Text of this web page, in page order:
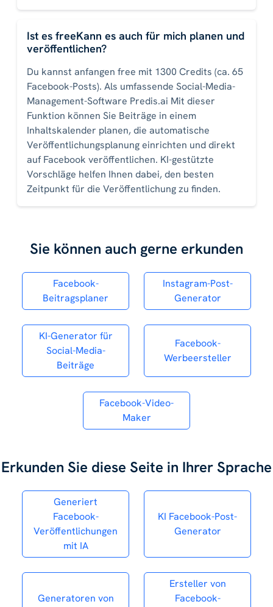
Ist es freeKann es auch für mich planen und
veröffentlichen?
Du kannst anfangen free mit 1300 Credits (ca. 65
Facebook-Posts). Als umfassende Social-Media-
Management-Software Predis.ai Mit dieser
Funktion können Sie Beiträge in einem
Inhaltskalender planen, die automatische
Veröffentlichungsplanung einrichten und direkt
auf Facebook veröffentlichen. KI-gestützte
Vorschläge helfen Ihnen dabei, den besten
Zeitpunkt für die Veröffentlichung zu finden.
Sie können auch gerne erkunden
Facebook-
Beitragsplaner
Instagram-Post-
Generator
KI-Generator für
Social-Media-
Beiträge
Facebook-
Werbeersteller
Facebook-Video-
Maker
Erkunden Sie diese Seite in Ihrer Sprache
Generiert
Facebook-
Veröffentlichungen
mit IA
KI Facebook-Post-
Generator
Generatoren von
Ersteller von
Facebook-